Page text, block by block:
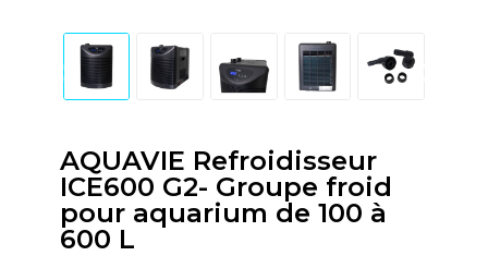
AQUAVIE Refroidisseur
ICE600 G2- Groupe froid
pour aquarium de 100 à
600 L